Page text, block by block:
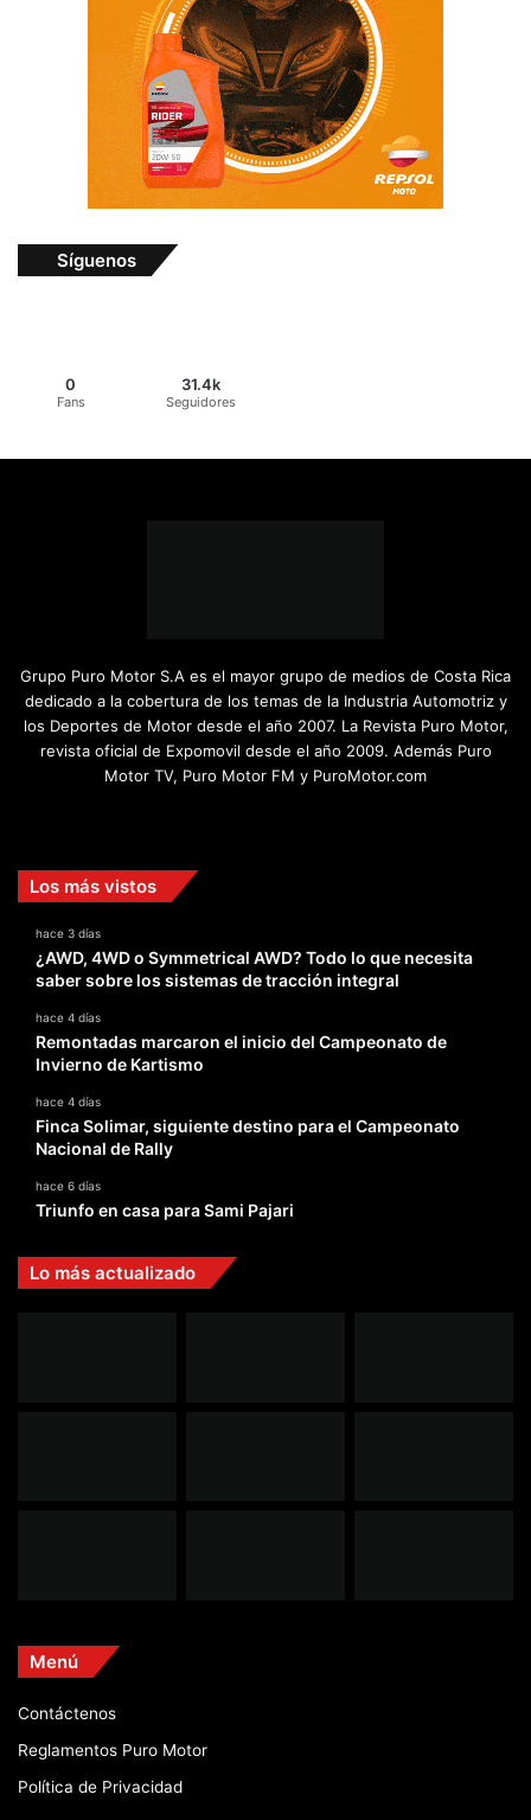
Síguenos
0
Fans
31.4k
Seguidores
Grupo Puro Motor S.A es el mayor grupo de medios de Costa Rica
dedicado a la cobertura de los temas de la Industria Automotriz y
los Deportes de Motor desde el año 2007. La Revista Puro Motor,
revista oficial de Expomovil desde el año 2009. Además Puro
Motor TV, Puro Motor FM y PuroMotor.com
Los más vistos
hace 3 días
¿AWD, 4WD o Symmetrical AWD? Todo lo que necesita
saber sobre los sistemas de tracción integral
hace 4 días
Remontadas marcaron el inicio del Campeonato de
Invierno de Kartismo
hace 4 días
Finca Solimar, siguiente destino para el Campeonato
Nacional de Rally
hace 6 días
Triunfo en casa para Sami Pajari
Lo más actualizado
Menú
Contáctenos
Reglamentos Puro Motor
Política de Privacidad